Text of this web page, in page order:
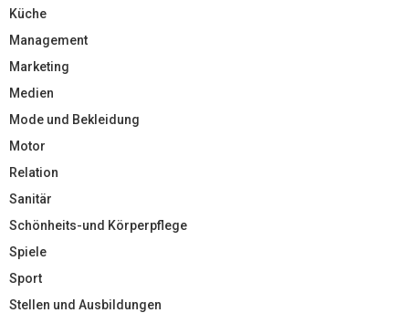
Küche
Management
Marketing
Medien
Mode und Bekleidung
Motor
Relation
Sanitär
Schönheits-und Körperpflege
Spiele
Sport
Stellen und Ausbildungen